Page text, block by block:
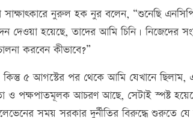
সাক্ষাৎকারে নুরুল হক নুর বলেন, “শুনেছি
হয়েছে, তাদের আমি চিনি। নিজেদের
করবেন কীভাবে?”
৫ আগস্টের পর থেকে আমি যেখানে
ও পক্ষপাতমূলক আচরণ আছে, সেটাই স্পষ্ট
সময় সরকার দুর্নীতির বিরুদ্ধে শুরুতে